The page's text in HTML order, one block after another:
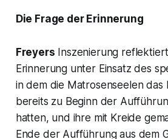
Die Frage der Erinnerung
Freyers Inszenierung
Erinnerung unter Einsatz des
in dem die Matrosenseelen das
bereits zu Beginn der
hatten, und ihre mit Kreide
Ende der Aufführung aus dem